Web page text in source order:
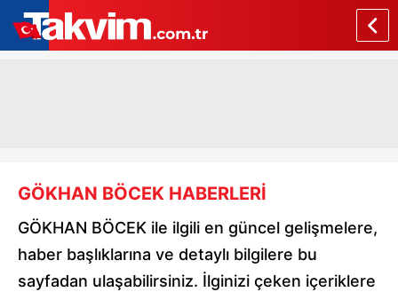
GÖKHAN BÖCEK HABERLERİ
GÖKHAN BÖCEK ile ilgili en güncel gelişmelere,
haber başlıklarına ve detaylı bilgilere bu
sayfadan ulaşabilirsiniz. İlginizi çeken içeriklere